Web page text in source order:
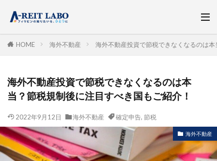
HOME 海外不動産 海外不動産投資で節税できなくなるのは
海外不動産投資で節税できなくなるのは本
当？節税規制後に注目すべき国もご紹介！
2022年9月12日 海外不動産 確定申告, 節税
海外不動産